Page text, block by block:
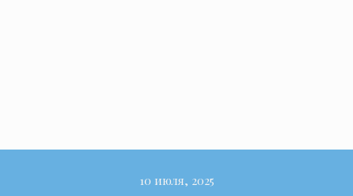
10 июля, 2025